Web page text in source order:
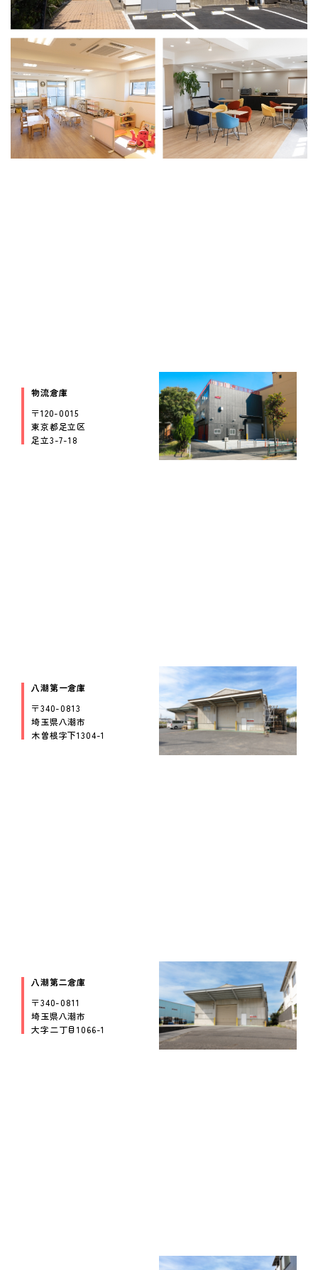
三木工業の思いと
選ばれる理由
02 Our Products
製品紹介
About us
Folder for Business Partners
お取引先用フォルダ
物流倉庫
〒120-0015
東京都足立区
足立3-7-18
八潮第一倉庫
〒340-0813
埼玉県八潮市
木曽根字下1304-1
八潮第二倉庫
〒340-0811
埼玉県八潮市
大字二丁目1066-1